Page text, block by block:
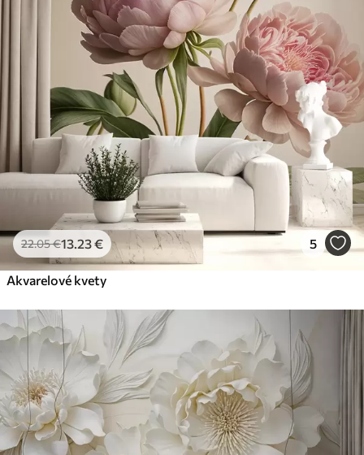
22.05€13 .23€ 5
Akvarelové kvety